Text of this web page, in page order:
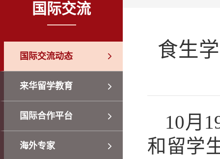
国际交流
国际交流动态
来华留学教育
国际合作平台
海外专家
食生
10月
和留学